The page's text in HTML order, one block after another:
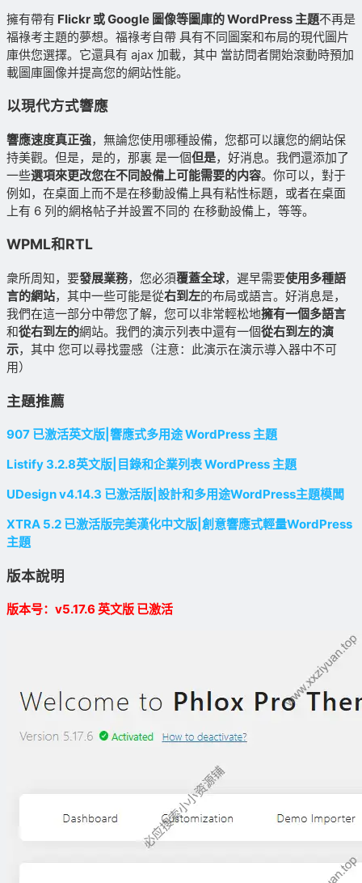
擁有帶有 Flickr 或 Google 圖像等圖庫的 WordPress 主題不再是
福祿考主題的夢想。福祿考自帶 具有不同圖案和布局的現代圖片
庫供您選擇。它還具有 ajax 加載，其中 當訪問者開始滾動時預加
載圖庫圖像并提高您的網站性能。
以現代方式響應
響應速度真正強，無論您使用哪種設備，您都可以讓您的網站保
持美觀。但是，是的，那裏 是一個但是，好消息。我們還添加了
一些選項來更改您在不同設備上可能需要的内容。你可以，對于
例如，在桌面上而不是在移動設備上具有粘性标題，或者在桌面
上有 6 列的網格帖子并設置不同的 在移動設備上，等等。
WPML和RTL
衆所周知，要發展業務，您必須覆蓋全球，遲早需要使用多種語
言的網站，其中一些可能是從右到左的布局或語言。好消息是，
我們在這一部分中帶您了解，您可以非常輕松地擁有一個多語言
和從右到左的網站。我們的演示列表中還有一個從右到左的演
示，其中 您可以尋找靈感（注意：此演示在演示導入器中不可
用）
主題推薦
907 已激活英文版|響應式多用途 WordPress 主題
Listify 3.2.8英文版|目錄和企業列表 WordPress 主題
UDesign v4.14.3 已激活版|設計和多用途WordPress主題模闆
XTRA 5.2 已激活版完美漢化中文版|創意響應式輕量WordPress
主題
版本說明
版本号：v5.17.6 英文版 已激活